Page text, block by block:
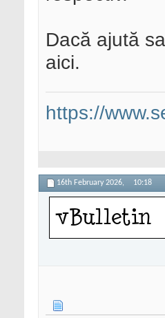
Dacă ajută
aici.
https://
16th February 2026, 10:18